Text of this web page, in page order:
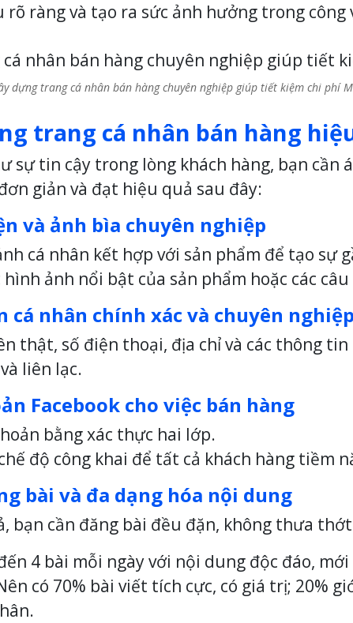
rõ ràng và tạo ra sức ảnh hưởng trong công
dựng trang cá nhân bán hàng chuyên nghiệp giúp tiết kiệm chi phí
trang cá nhân bán hàng
sự tin cậy trong lòng khách hàng, bạn cần
giản và đạt hiệu quả sau đây:
và ảnh bìa chuyên nghiệp
cá nhân kết hợp với sản phẩm để tạo sự
hình ảnh nổi bật của sản phẩm hoặc các
cá nhân chính xác và chuyên nghiệp
thật, số điện thoại, địa chỉ và các thông
liên lạc.
Facebook cho việc bán hàng
bằng xác thực hai lớp.
độ công khai để tất cả khách hàng tiềm
bài và đa dạng hóa nội dung
bạn cần đăng bài đều đặn, không thưa
4 bài mỗi ngày với nội dung độc đáo, mới
có 70% bài viết tích cực, có giá trị; 20%